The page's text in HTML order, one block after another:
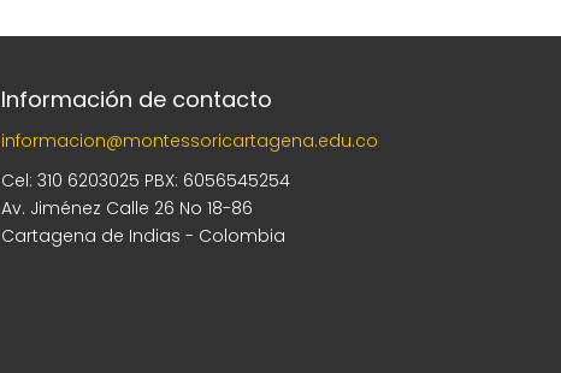
Información de contacto
informacion@montessoricartagena.edu.co
Cel: 310 6203025 PBX: 6056545254
Av. Jiménez Calle 26 No 18-86
Cartagena de Indias - Colombia